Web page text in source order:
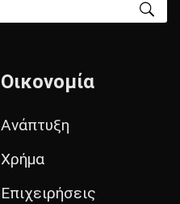
Οικονομία
Ανάπτυξη
Χρήμα
Επιχειρήσεις